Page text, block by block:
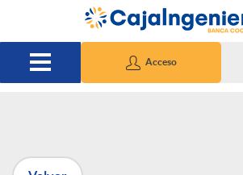
Saltar al contenido principal
Acceso
P